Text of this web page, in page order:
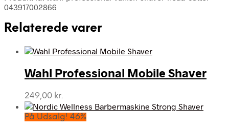
043917002866
Relaterede varer
Wahl Professional Mobile Shaver
249,00 kr.
På Udsalg! 46%